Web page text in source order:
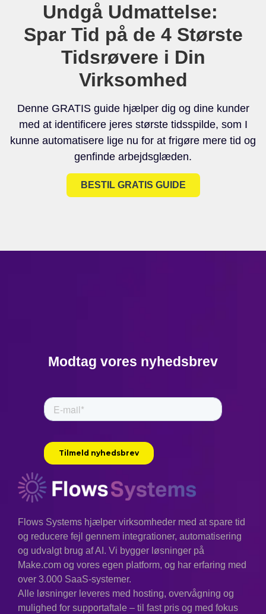
Undgå Udmattelse:
Spar Tid på de 4 Største
Tidsrøvere i Din
Virksomhed
Denne GRATIS guide hjælper dig og dine kunder
med at identificere jeres største tidsspilde, som I
kunne automatisere lige nu for at frigøre mere tid og
genfinde arbejdsglæden.
BESTIL GRATIS GUIDE
Modtag vores nyhedsbrev
Flows Systems hjælper virksomheder med at spare tid
og reducere fejl gennem integrationer, automatisering
og udvalgt brug af AI. Vi bygger løsninger på
Make.com og vores egen platform, og har erfaring med
over 3.000 SaaS-systemer.
Alle løsninger leveres med hosting, overvågning og
mulighed for supportaftale – til fast pris og med fokus